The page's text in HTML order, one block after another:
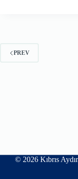
PREV
© 2026 Kıbrıs